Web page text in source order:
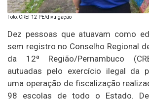
Foto: CREF12-PE/divulgação
Dez pessoas que atuavam como
sem registro no Conselho Regional
da 12ª Região/Pernambuco
autuadas pelo exercício ilegal da
uma operação de fiscalização
98 escolas de todo o Estado.